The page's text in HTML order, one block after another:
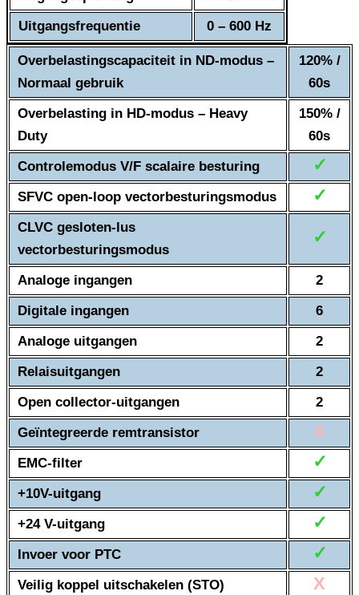
Uitgangsfrequentie
0 – 600 Hz
Overbelastingscapaciteit in ND-modus –
Normaal gebruik
120% /
60s
Overbelasting in HD-modus – Heavy
Duty
150% /
60s
Controlemodus V/F scalaire besturing
✓
SFVC open-loop vectorbesturingsmodus ✓
CLVC gesloten-lus
vectorbesturingsmodus
✓
Analoge ingangen
2
Digitale ingangen
6
Analoge uitgangen
2
Relaisuitgangen
2
Open collector-uitgangen
2
Geïntegreerde remtransistor
X
EMC-filter ✓
+10V-uitgang ✓
+24 V-uitgang ✓
Invoer voor PTC ✓
Veilig koppel uitschakelen (STO) X